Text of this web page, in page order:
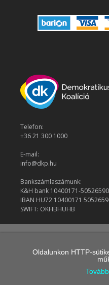
Telefon:
+36 21 300 1000
E-mail:
info@dkp.hu
Bankszámlaszámunk:
K&H bank 10400171-
IBAN HU72 10400171
SWIFT: OKHBHUHB
Oldalunkon HTTP-